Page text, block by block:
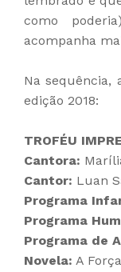
como
acompanha
Na sequência,
edição 2018:
TROFÉU
Cantora:
Cantor: Luan
Programa
Programa
Programa de
Novela: A